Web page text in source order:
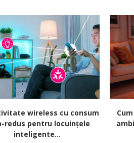
wireless cu consum
redus pentru locuințele
inteligente...